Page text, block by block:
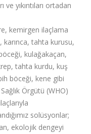
ve yıkıntıları ortadan
kemirgen ilaçlama
tahta kurusu,
kulağakaçan,
tahta kurdu, kuş
böceği, kene gibi
Örgütü (WHO)
solüsyonlar;
ekolojik dengeyi